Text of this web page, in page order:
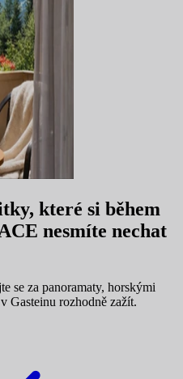
které si během
nesmíte nechat
se za panoramaty, horskými
Gasteinu rozhodně zažít.